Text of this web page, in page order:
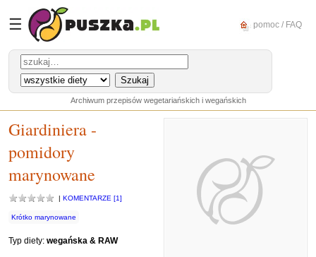
☰ pomoc / FAQ
Archiwum przepisów wegetariańskich i wegańskich
Giardiniera -
pomidory
marynowane
| KOMENTARZE [1]
Krótko marynowane
Typ diety: wegańska & RAW